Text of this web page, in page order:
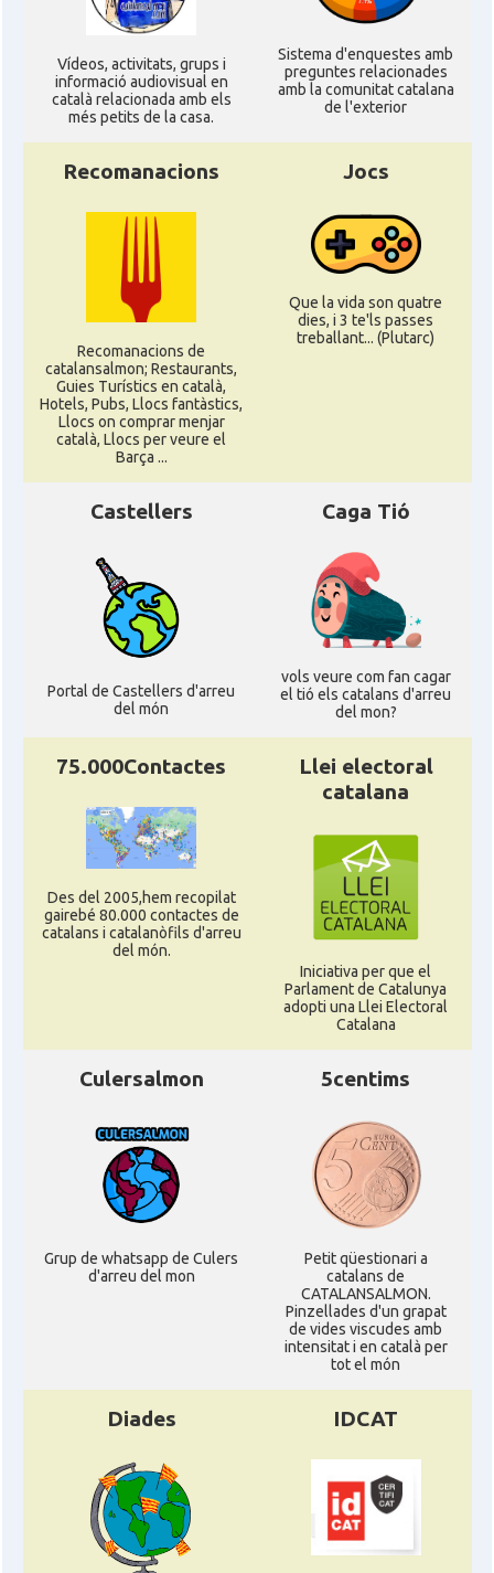
Ví­deos, activitats, grups i
informació audiovisual en
català relacionada amb els
més petits de la casa.
Sistema d'enquestes amb
preguntes relacionades
amb la comunitat catalana
de l'exterior
Recomanacions
Recomanacions de
catalansalmon; Restaurants,
Guies Turístics en català,
Hotels, Pubs, Llocs fantàstics,
Llocs on comprar menjar
català, Llocs per veure el
Barça ...
Jocs
Que la vida son quatre
dies, i 3 te'ls passes
treballant... (Plutarc)
Castellers
Portal de Castellers d'arreu
del món
Caga Tió
vols veure com fan cagar
el tió els catalans d'arreu
del mon?
75.000Contactes
Des del 2005,hem recopilat
gairebé 80.000 contactes de
catalans i catalanòfils d'arreu
del món.
Llei electoral
catalana
Iniciativa per que el
Parlament de Catalunya
adopti una Llei Electoral
Catalana
Culersalmon
Grup de whatsapp de Culers
d'arreu del mon
5centims
Petit qüestionari a
catalans de
CATALANSALMON.
Pinzellades d'un grapat
de vides viscudes amb
intensitat i en català per
tot el món
Diades IDCAT